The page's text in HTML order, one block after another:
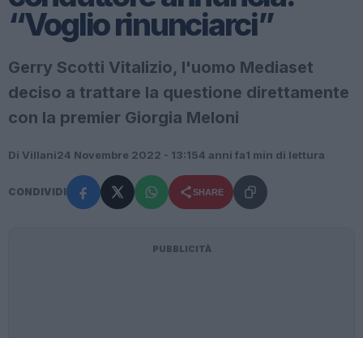
“Voglio rinunciarci”
Gerry Scotti Vitalizio, l'uomo Mediaset
deciso a trattare la questione direttamente
con la premier Giorgia Meloni
Di Villani24 Novembre 2022 - 13:154 anni fa1 min di lettura
CONDIVIDI SHARE
PUBBLICITÀ